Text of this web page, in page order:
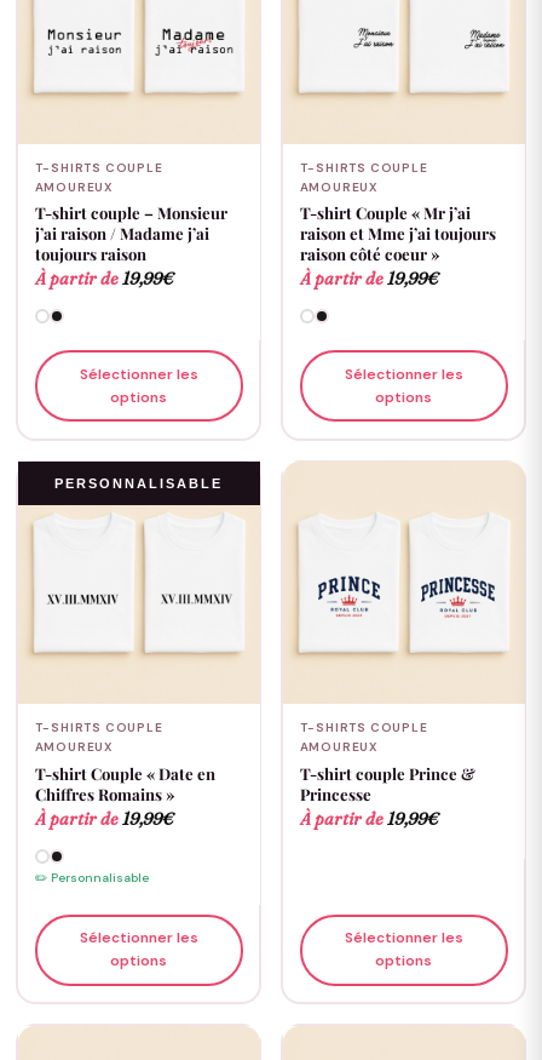
T-SHIRTS COUPLE
AMOUREUX
T-shirt couple – Monsieur
j’ai raison / Madame j’ai
toujours raison
À partir de19,99€
Sélectionner les
options
T-SHIRTS COUPLE
AMOUREUX
T-shirt Couple « Mr j’ai
raison et Mme j’ai toujours
raison côté coeur »
À partir de19,99€
Sélectionner les
options
PERSONNALISABLE
T-SHIRTS COUPLE
AMOUREUX
T-shirt Couple « Date en
Chiffres Romains »
À partir de19,99€
✏️ Personnalisable
Sélectionner les
options
T-SHIRTS COUPLE
AMOUREUX
T-shirt couple Prince &
Princesse
À partir de19,99€
Sélectionner les
options